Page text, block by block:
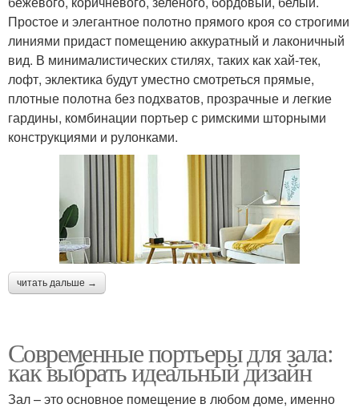
Простое и элегантное полотно прямого кроя со строгими
линиями придаст помещению аккуратный и лаконичный
вид. В минималистических стилях, таких как хай-тек,
лофт, эклектика будут уместно смотреться прямые,
плотные полотна без подхватов, прозрачные и легкие
гардины, комбинации портьер с римскими шторными
конструкциями и рулонками.
читать дальше →
Современные портьеры для зала:
как выбрать идеальный дизайн
Зал – это основное помещение в любом доме, именно